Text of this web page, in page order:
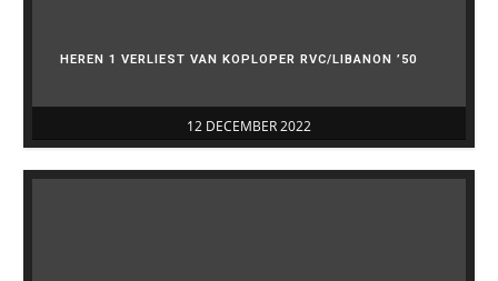
12 DECEMBER 2022
HEREN 1 VERLIEST VAN KOPLOPER RVC/LIBANON ’50